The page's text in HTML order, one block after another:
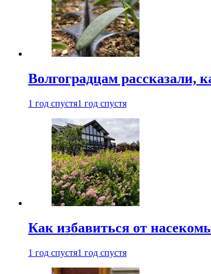
Волгоградцам рассказали,
1 год спустя1 год спустя
Как избавиться от
1 год спустя1 год спустя